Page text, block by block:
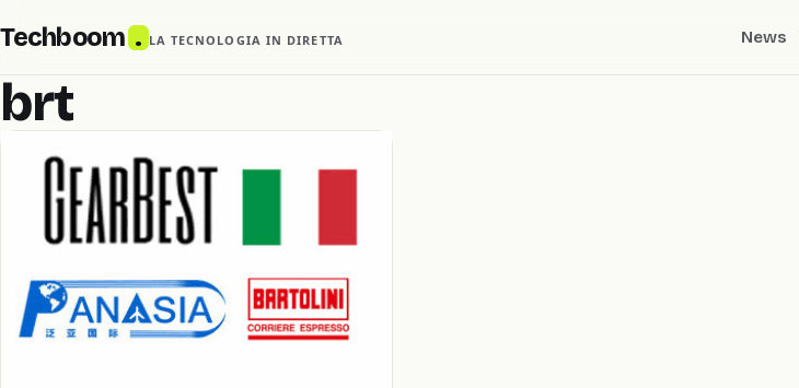
Techboom . LA TECNOLOGIA IN DIRETTA News
brt